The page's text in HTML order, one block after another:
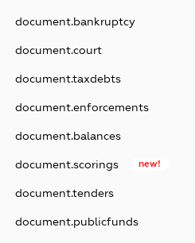
document.bankruptcy
document.court
document.taxdebts
document.enforcements
document.balances
document.scorings new!
document.tenders
document.publicfunds